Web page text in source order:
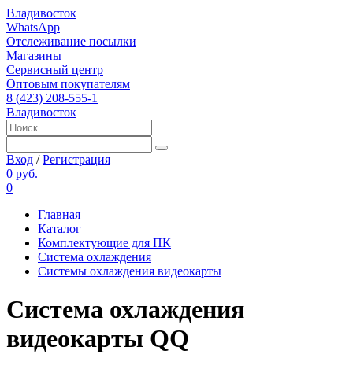
Владивосток
WhatsApp
Отслеживание посылки
Магазины
Сервисный центр
Оптовым покупателям
8 (423) 208-555-1
Владивосток
Вход /Регистрация
0 руб.
0
Главная
Каталог
Комплектующие для ПК
Система охлаждения
Системы охлаждения видеокарты
Система охлаждения
видеокарты QQ